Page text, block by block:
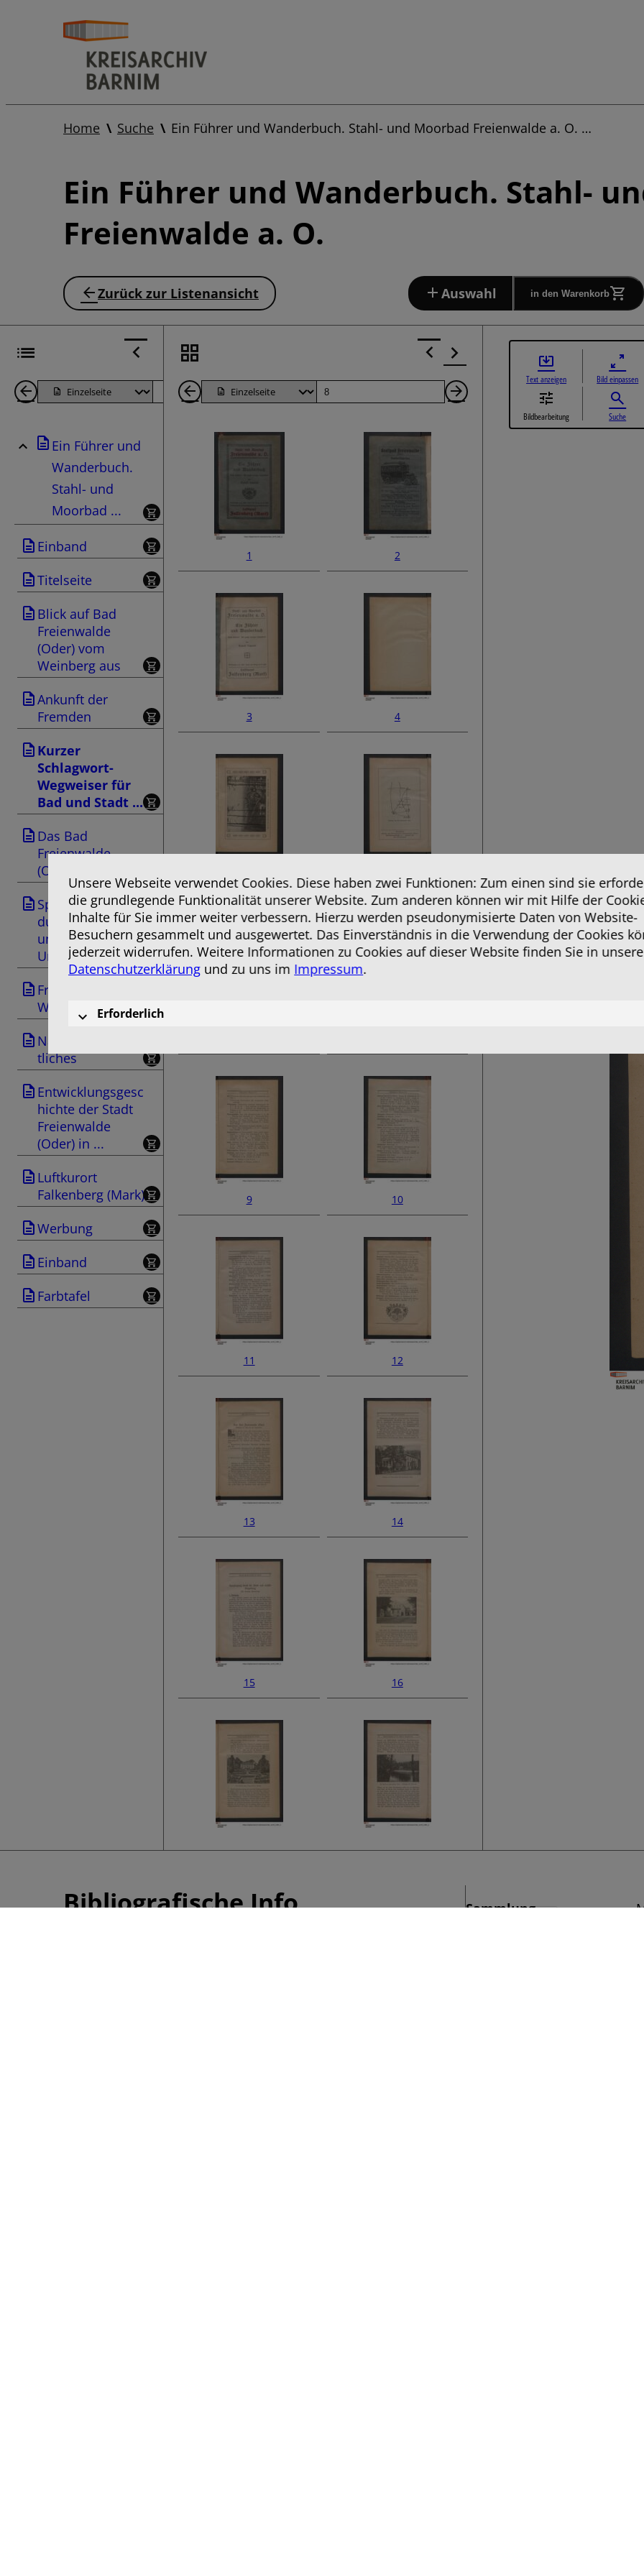
Home Suche Ein Führer und Wanderbuch. Stahl- und Moorbad Freienwalde a. O. …
Ein Führer und Wanderbuch. Stahl-
Freienwalde a. O.
Zurück zur Listenansicht Auswahl in den Warenkorb
1
zurück
Seite
Nächste
Seite
Ein Führer und
Wanderbuch.
Stahl- und
Moorbad ...
Einband
Titelseite
Blick auf Bad
Freienwalde
(Oder) vom
Weinberg aus
Ankunft der
Fremden
Kurzer
Schlagwort-
Wegweiser für
Bad und Stadt ...
Das Bad
Freienwalde
(Oder)
Spaziergang
durch die Stadt
und nächste
Umgebung (Für ...
Freienwalde als
Wintersportplatz
Naturwissenschaf
tliches
Entwicklungsgesc
hichte der Stadt
Freienwalde
(Oder) in ...
Luftkurort
Falkenberg (Mark)
Werbung
Einband
Farbtafel
1
Seiten
zurück
Seite
Nächste
1 2
3 4
5 6
9 10
11 12
13 14
15 16
Text anzeigen Bild einpassen
Bildbearbeitung Suche
Bibliografische Info Sammlung
Unsere Webseite verwendet Cookies. Diese haben zwei Funktionen: Zum einen sind sie
die grundlegende Funktionalität unserer Website. Zum anderen können wir mit Hilfe der
Inhalte für Sie immer weiter verbessern. Hierzu werden pseudonymisierte Daten von Website-
Besuchern gesammelt und ausgewertet. Das Einverständnis in die Verwendung der Cookies
jederzeit widerrufen. Weitere Informationen zu Cookies auf dieser Website finden Sie in
Datenschutzerklärung und zu uns im Impressum.
Erforderlich